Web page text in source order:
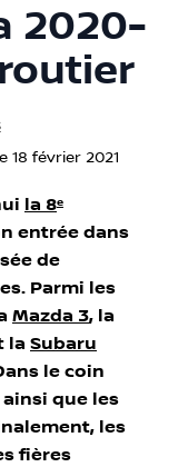
2020-
le 18 février 2021
la 8e
entrée dans
de
Parmi les
Mazda 3, la
la Subaru
le coin
ainsi que les
les
fières